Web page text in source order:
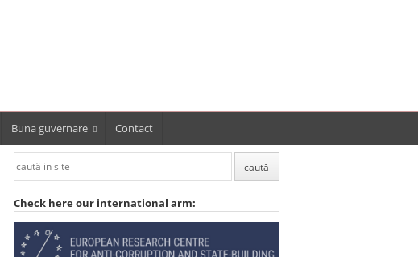
Buna guvernare Contact
Check here our international arm: